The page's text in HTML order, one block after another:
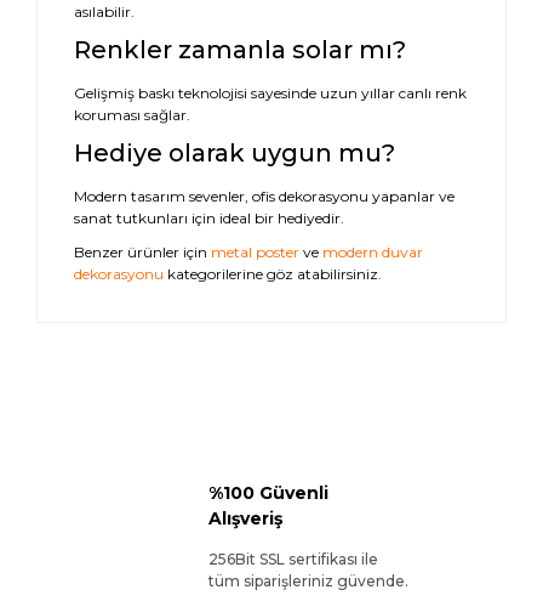
asılabilir.
Renkler zamanla solar mı?
Gelişmiş baskı teknolojisi sayesinde uzun yıllar canlı renk
koruması sağlar.
Hediye olarak uygun mu?
Modern tasarım sevenler, ofis dekorasyonu yapanlar ve
sanat tutkunları için ideal bir hediyedir.
Benzer ürünler için metal poster ve modern duvar
dekorasyonu kategorilerine göz atabilirsiniz.
%100 Güvenli
Alışveriş
256Bit SSL sertifikası ile
tüm siparişleriniz güvende.